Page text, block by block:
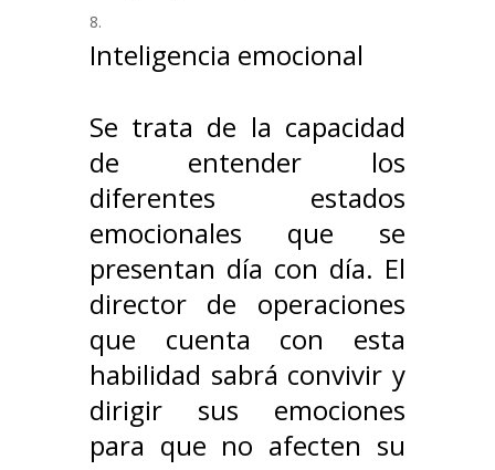
Inteligencia emocional
Se trata de la capacidad
de entender los
diferentes estados
emocionales que se
presentan día con día. El
director de operaciones
que cuenta con esta
habilidad sabrá convivir y
dirigir sus emociones
para que no afecten su